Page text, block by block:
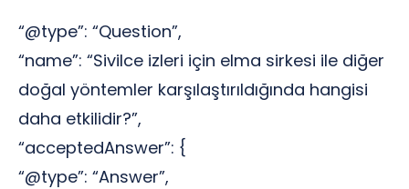
“@type”: “Question”,
“name”: “Sivilce izleri için elma sirkesi ile diğer
doğal yöntemler karşılaştırıldığında hangisi
daha etkilidir?”,
“acceptedAnswer”: {
“@type”: “Answer”,